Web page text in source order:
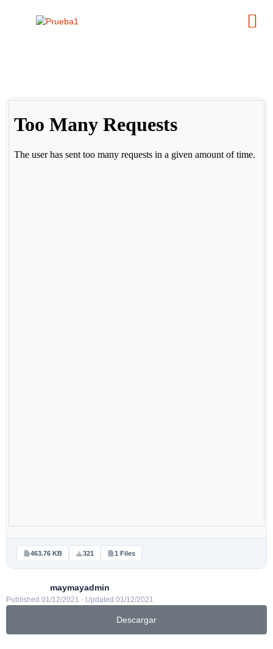
463.76 KB 321 1 Files
maymayadmin
Published 01/12/2021 · Updated 01/12/2021
Descargar